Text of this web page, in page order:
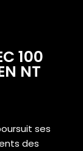
100
NT
ses
des